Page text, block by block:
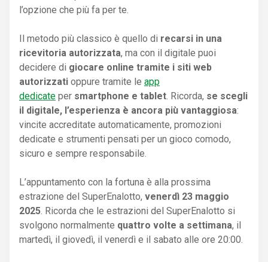
l’opzione che più fa per te.
Il metodo più classico è quello di recarsi in una
ricevitoria autorizzata, ma con il digitale puoi
decidere di giocare online tramite i siti web
autorizzati oppure tramite le app
dedicate per smartphone e tablet . Ricorda, se scegli
il digitale, l’esperienza è ancora più vantaggiosa:
vincite accreditate automaticamente, promozioni
dedicate e strumenti pensati per un gioco comodo,
sicuro e sempre responsabile.
L’appuntamento con la fortuna è alla prossima
estrazione del SuperEnalotto, venerdì 23 maggio
2025 . Ricorda che le estrazioni del SuperEnalotto si
svolgono normalmente quattro volte a settimana, il
martedì, il giovedì, il venerdì e il sabato alle ore 20:00.